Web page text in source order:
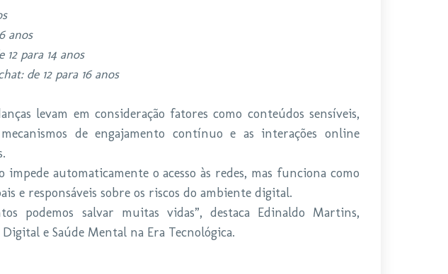
anos
para 14 anos
de 12 para 16 anos
levam em consideração fatores como conteúdos sensíveis,
de engajamento contínuo e as interações online
impede automaticamente o acesso às redes, mas funciona como
e responsáveis sobre os riscos do ambiente digital.
podemos salvar muitas vidas”, destaca Edinaldo Martins,
e Saúde Mental na Era Tecnológica.